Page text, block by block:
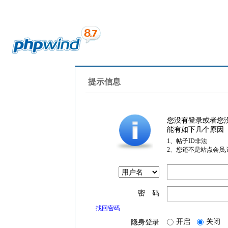
提示信息
您没有登录或者您
能有如下几个原因
1、帖子ID非法
2、您还不是站点会员
密 码
找回密码
隐身登录 开启 关闭